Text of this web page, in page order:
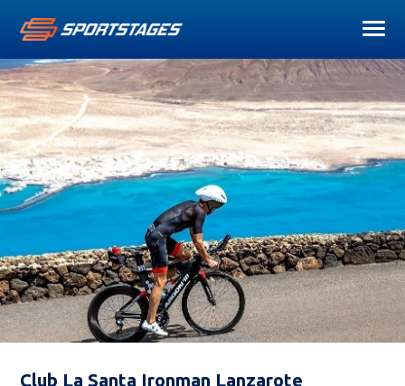
Club La Santa Ironman Lanzarote